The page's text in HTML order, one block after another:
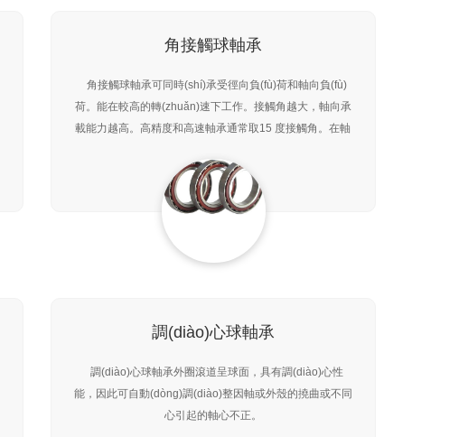
角接觸球軸承
角接觸球軸承可同時(shí)承受徑向負(fù)荷和軸向負(fù)
荷。能在較高的轉(zhuǎn)速下工作。接觸角越大，軸向承
載能力越高。高精度和高速軸承通常取15 度接觸角。在軸
承受一個(gè)方向的軸向
調(diào)心球軸承
調(diào)心球軸承外圈滾道呈球面，具有調(diào)心性
能，因此可自動(dòng)調(diào)整因軸或外殼的撓曲或不同
心引起的軸心不正。